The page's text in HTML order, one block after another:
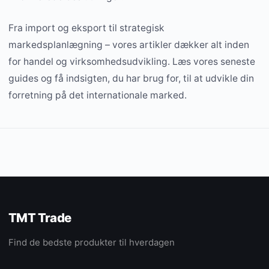
Fra import og eksport til strategisk
markedsplanlægning – vores artikler dækker alt inden
for handel og virksomhedsudvikling. Læs vores seneste
guides og få indsigten, du har brug for, til at udvikle din
forretning på det internationale marked.
TMT Trade
Find de bedste produkter til hverdagen